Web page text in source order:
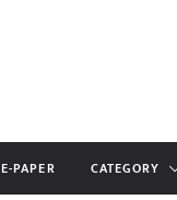
E-PAPER CATEGORY